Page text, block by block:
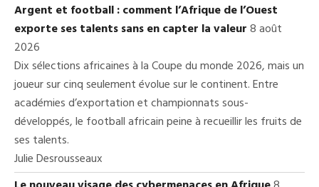
Argent et football : comment l’Afrique de l’Ouest
exporte ses talents sans en capter la valeur8 août
2026
Dix sélections africaines à la Coupe du monde 2026, mais un
joueur sur cinq seulement évolue sur le continent. Entre
académies d’exportation et championnats sous-
développés, le football africain peine à recueillir les fruits de
ses talents.
Julie Desrousseaux